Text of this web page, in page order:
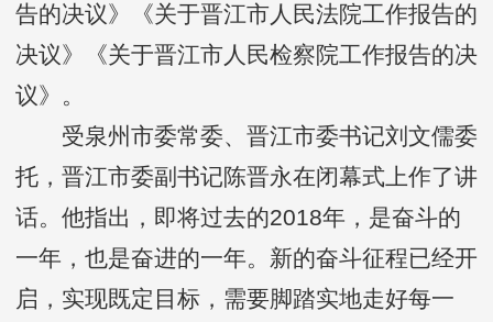
告的决议》《关于晋江市人民法院工作报告的
决议》《关于晋江市人民检察院工作报告的决
议》。
受泉州市委常委、晋江市委书记刘文儒委
托，晋江市委副书记陈晋永在闭幕式上作了讲
话。他指出，即将过去的2018年，是奋斗的
一年，也是奋进的一年。新的奋斗征程已经开
启，实现既定目标，需要脚踏实地走好每一